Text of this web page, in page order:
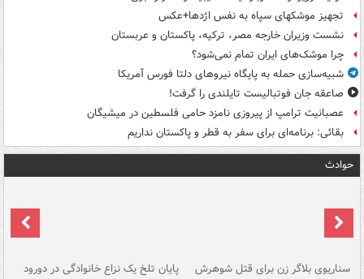
تجهیز موشکهای سپاه به نفس اژدها+عکس
نشست وزیران خارجه مصر، ترکیه، پاکستان و عربستان
چرا موشک‌های ایران تمام نمی‌شود؟
شبیه‌سازی حمله به پایگاه نیروهای دلتا فورس آمریکا
صاعقه جان فوتبالیست تایلندی را گرفت!
عصبانیت ترامپ از پیروزی نامزد حامی فلسطین در میشیگان
بقائی: برنامه‌ای برای سفر به قطر و پاکستان نداریم
حوادث
سناریوی بلاگر زن برای قتل شوهرش پایان تلخ یک نزاع خانوادگی در دورود